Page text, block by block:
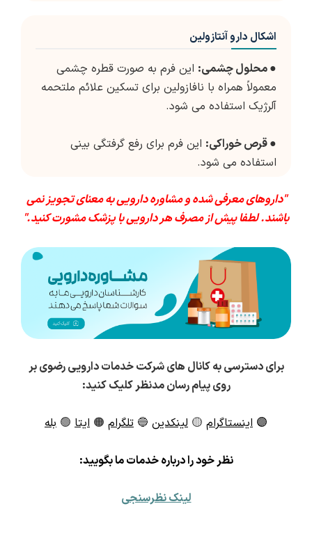
اشکال دارو آنتازولین
●محلول چشمی: این فرم به صورت قطره چشمی
معمولاً همراه با نافازولین برای تسکین علائم ملتحمه
آلرژیک استفاده می شود.
●قرص خوراکی: این فرم برای رفع گرفتگی بینی
استفاده می شود.
"داروهای معرفی شده و مشاوره دارویی به معنای تجویز نمی
باشند. لطفا پیش از مصرف هر دارویی با پزشک مشورت کنید."
برای دسترسی به کانال های شرکت خدمات دارویی رضوی بر
روی پیام رسان مدنظر کلیک کنید:
🟣 اینستاگرام 🟡 لینکدین 🔵 تلگرام 🟠 ایتا 🟢 بله
نظر خود را درباره خدمات ما بگویید:
لینک نظرسنجی